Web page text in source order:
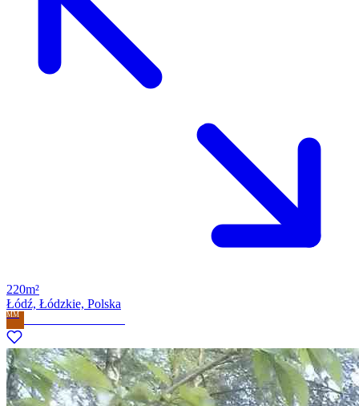
220m²
Łódź, Łódzkie, Polska
MM